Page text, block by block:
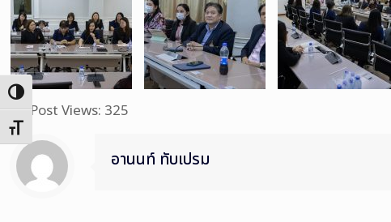
Toggle High Contrast
Toggle Font size
Post Views: 325
อานนท์ ทับเปรม